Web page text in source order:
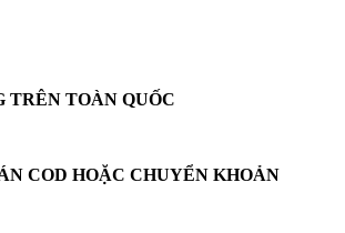
TRÊN TOÀN QUỐC
COD HOẶC CHUYỂN KHOẢN